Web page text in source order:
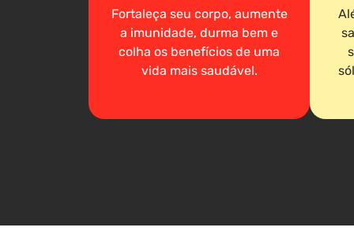
Fortaleça seu corpo, aumente
a imunidade, durma bem e
colha os benefícios de uma
vida mais saudável.